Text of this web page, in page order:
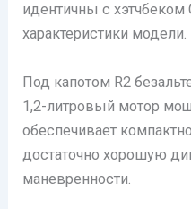
идентичны с хэтчбеком
характеристики модели.
Под капотом R2
1,2-литровый мотор
обеспечивает
достаточно хорошую
маневренности.